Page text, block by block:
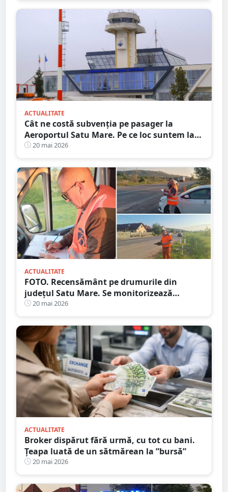
ACTUALITATE
Cât ne costă subvenția pe pasager la
Aeroportul Satu Mare. Pe ce loc suntem la
nivel național
20 mai 2026
ACTUALITATE
FOTO. Recensământ pe drumurile din
județul Satu Mare. Se monitorizează
traficul rutier
20 mai 2026
ACTUALITATE
Broker dispărut fără urmă, cu tot cu bani.
Țeapa luată de un sătmărean la ”bursă”
20 mai 2026